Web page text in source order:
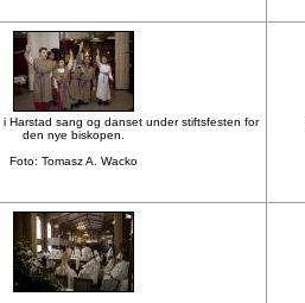
Harstad sang og danset under stiftsfesten for
den nye biskopen.
Foto: Tomasz A. Wacko